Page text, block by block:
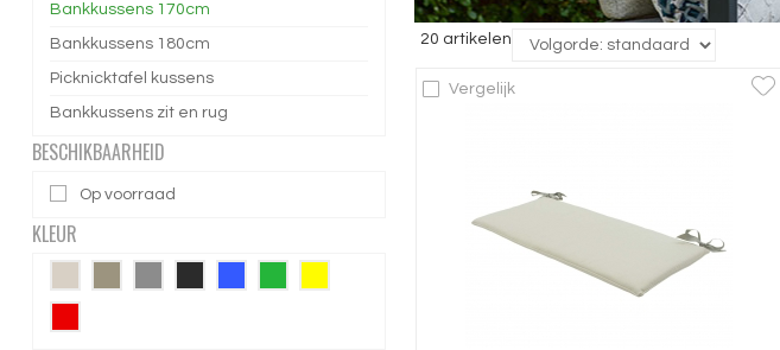
Bankkussens 170cm
Bankkussens 180cm
Picknicktafel kussens
Bankkussens zit en rug
BESCHIKBAARHEID
Op voorraad
KLEUR
20 artikelen
Vergelijk